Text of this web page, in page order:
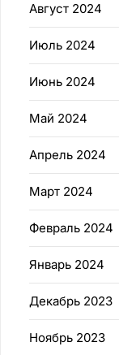
Август 2024
Июль 2024
Июнь 2024
Май 2024
Апрель 2024
Март 2024
Февраль 2024
Январь 2024
Декабрь 2023
Ноябрь 2023